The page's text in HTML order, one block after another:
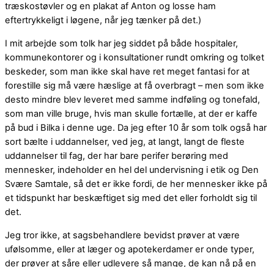
træskostøvler og en plakat af Anton og losse ham
eftertrykkeligt i løgene, når jeg tænker på det.)
I mit arbejde som tolk har jeg siddet på både hospitaler,
kommunekontorer og i konsultationer rundt omkring og tolket
beskeder, som man ikke skal have ret meget fantasi for at
forestille sig må være hæslige at få overbragt – men som ikke
desto mindre blev leveret med samme indføling og tonefald,
som man ville bruge, hvis man skulle fortælle, at der er kaffe
på bud i Bilka i denne uge. Da jeg efter 10 år som tolk også har
sort bælte i uddannelser, ved jeg, at langt, langt de fleste
uddannelser til fag, der har bare perifer berøring med
mennesker, indeholder en hel del undervisning i etik og Den
Svære Samtale, så det er ikke fordi, de her mennesker ikke på
et tidspunkt har beskæftiget sig med det eller forholdt sig til
det.
Jeg tror ikke, at sagsbehandlere bevidst prøver at være
ufølsomme, eller at læger og apotekerdamer er onde typer,
der prøver at såre eller udlevere så mange, de kan nå på en